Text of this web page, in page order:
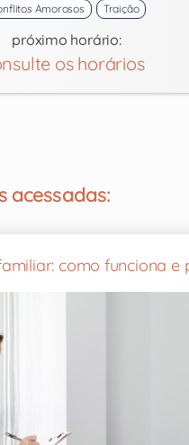
Amorosos
Traição
próximo horário:
os horários
acessadas:
como funciona e